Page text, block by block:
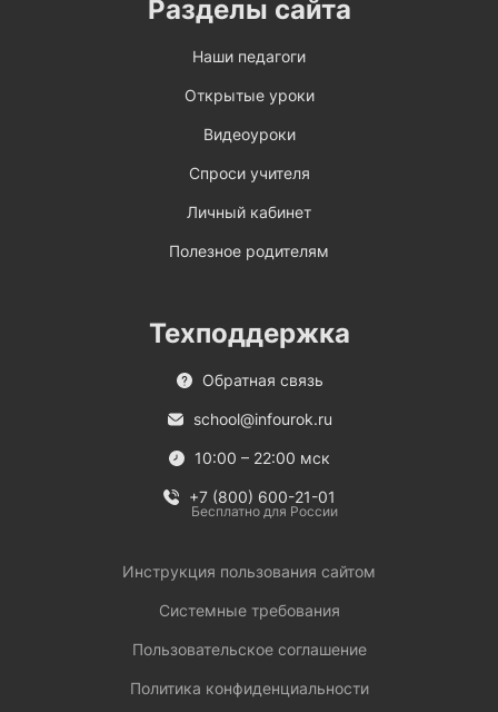
Разделы сайта
Наши педагоги
Открытые уроки
Видеоуроки
Спроси учителя
Личный кабинет
Полезное родителям
Техподдержка
Обратная связь
school@infourok.ru
10:00 – 22:00 мск
+7 (800) 600-21-01
Бесплатно для России
Инструкция пользования сайтом
Системные требования
Пользовательское соглашение
Политика конфиденциальности